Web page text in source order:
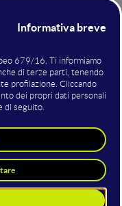
e del fintech, con
e nuovi modelli di
la tecnologia sta